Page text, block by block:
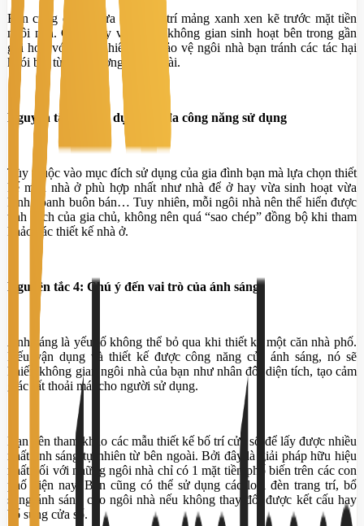
Bạn cũng có thể lựa chọn bố trí mảng xanh xen kẽ trước mặt tiền
ngôi nhà. Cách này vừa giúp không gian sinh hoạt bên trong gần
gũi hơn với thiện nhiên vừa bảo vệ ngôi nhà bạn tránh các tác hại
khói bụi từ môi trường bên ngoài.
Nguyên tắc 3: Tận dụng đối đa công năng sử dụng
Tùy thuộc vào mục đích sử dụng của gia đình bạn mà lựa chọn thiết
kế mẫu nhà ở phù hợp nhất như nhà để ở hay vừa sinh hoạt vừa
kinh doanh buôn bán… Tuy nhiên, mỗi ngôi nhà nên thể hiển được
tính cách của gia chủ, không nên quá “sao chép” đồng bộ khi tham
khảo các thiết kế nhà ở.
Nguyên tắc 4: Chú ý đến vai trò của ánh sáng
Ánh sáng là yếu tố không thể bỏ qua khi thiết kế một căn nhà phố.
Nếu vận dụng và thiết kế được công năng của ánh sáng, nó sẽ
khiến không gian ngôi nhà của bạn như nhân đôi diện tích, tạo cảm
giác rất thoải mái cho người sử dụng.
Bạn nên tham khảo các mẫu thiết kế bố trí cửa sổ để lấy được nhiều
nhất ánh sáng tự nhiên từ bên ngoài. Bởi đây là giải pháp hữu hiệu
nhất đối với những ngôi nhà chỉ có 1 mặt tiền phố biến trên các con
phố hiện nay. Bạn cũng có thể sử dụng các loại đèn trang trí, bổ
sung ánh sáng cho ngôi nhà nếu không thay đổi được kết cấu hay
bổ sung cửa sổ.